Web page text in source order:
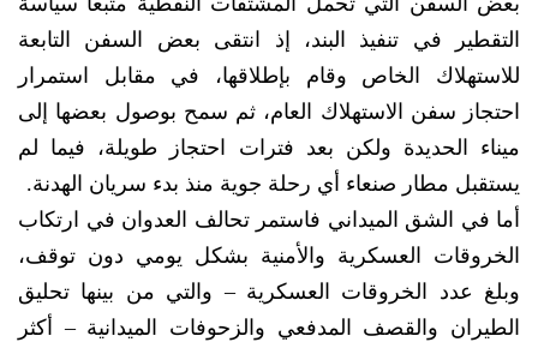
التقطير في تنفيذ البند، إذ انتقى بعض السفن التابعة
للاستهلاك الخاص وقام بإطلاقها، في مقابل استمرار
احتجاز سفن الاستهلاك العام، ثم سمح بوصول بعضها إلى
ميناء الحديدة ولكن بعد فترات احتجاز طويلة، فيما لم
يستقبل مطار صنعاء أي رحلة جوية منذ بدء سريان الهدنة.
أما في الشق الميداني فاستمر تحالف العدوان في ارتكاب
الخروقات العسكرية والأمنية بشكل يومي دون توقف،
وبلغ عدد الخروقات العسكرية – والتي من بينها تحليق
الطيران والقصف المدفعي والزحوفات الميدانية – أكثر